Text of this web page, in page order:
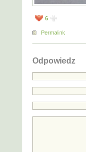
6
Permalink
Odpowiedz